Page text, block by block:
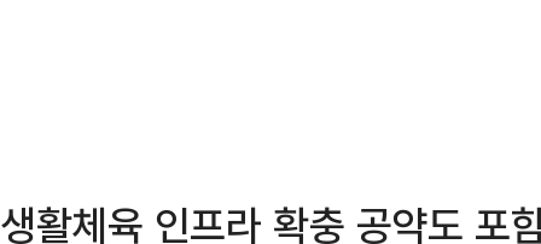
생활체육 인프라 확충 공약도 포